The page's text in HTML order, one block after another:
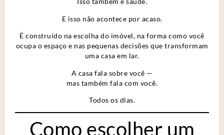
E isso não acontece por acaso.
É construído na escolha do imóvel, na forma como você
ocupa o espaço e nas pequenas decisões que transformam
uma casa em lar.
A casa fala sobre você —
mas também fala com você.
Todos os dias.
Como escolher um